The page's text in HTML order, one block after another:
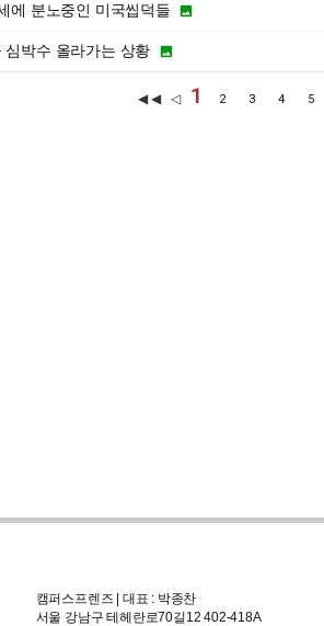
에 분노중인 미국씹덕들 
심박수 올라가는 상황 
◀◀ ◁ 1 2 3 4
캠퍼스프렌즈 | 대표 : 박종찬
서울 강남구 테헤란로70길12 402-418A